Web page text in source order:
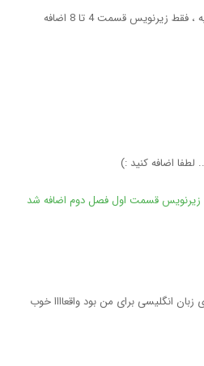
سرعت اضافه کردن فصل 3 عالیه ، فقط زیرنویس قسمت 4 تا 8 اضافه
زیرنویس قسمت اول فصل دوم اضافه شد
انگلیسی برای من بود واقعاااا خوب